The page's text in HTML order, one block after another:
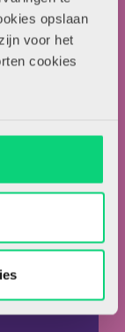
opslaan
voor het
cookies
van HJK
*